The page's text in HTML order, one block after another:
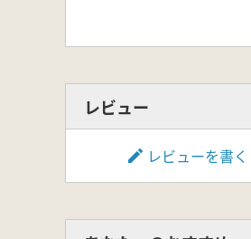
レビュー
レビューを書く